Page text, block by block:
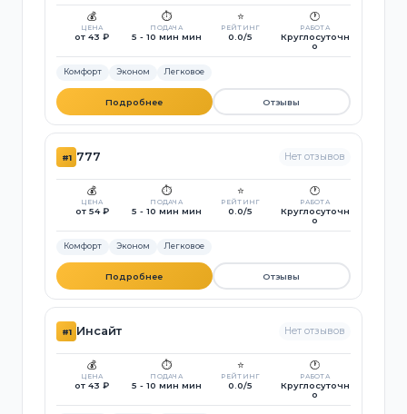
💰
ЦЕНА
от 43 ₽
⏱️
ПОДАЧА
5 - 10 мин мин
⭐
РЕЙТИНГ
0.0/5
🕐
РАБОТА
Круглосуточн
о
Комфорт Эконом Легковое
Подробнее Отзывы
#1 777 Нет отзывов
💰
ЦЕНА
от 54 ₽
⏱️
ПОДАЧА
5 - 10 мин мин
⭐
РЕЙТИНГ
0.0/5
🕐
РАБОТА
Круглосуточн
о
Комфорт Эконом Легковое
Подробнее Отзывы
#1 Инсайт Нет отзывов
💰
ЦЕНА
от 43 ₽
⏱️
ПОДАЧА
5 - 10 мин мин
⭐
РЕЙТИНГ
0.0/5
🕐
РАБОТА
Круглосуточн
о